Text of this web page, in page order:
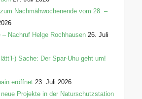
Nachmähwochenende vom 28. –
– Nachruf Helge Rochhausen 26. Juli
) Sache: Der Spar-Uhu geht um!
eröffnet 23. Juli 2026
Projekte in der Naturschutzstation